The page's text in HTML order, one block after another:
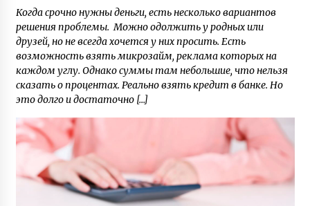
Когда срочно нужны деньги, есть несколько вариантов
решения проблемы. Можно одолжить у родных или
друзей, но не всегда хочется у них просить. Есть
возможность взять микрозайм, реклама которых на
каждом углу. Однако суммы там небольшие, что нельзя
сказать о процентах. Реально взять кредит в банке. Но
это долго и достаточно […]